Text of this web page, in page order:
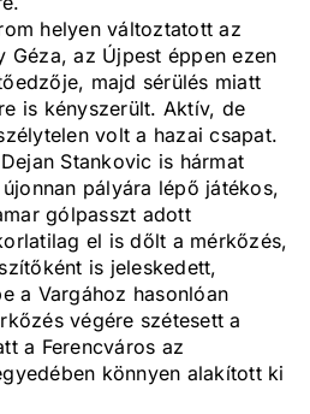
helyen változtatott az
Géza, az Újpest éppen ezen
majd sérülés miatt
is kényszerült. Aktív, de
volt a hazai csapat.
Stankovic is hármat
pályára lépő játékos,
gólpasszt adott
el is dőlt a mérkőzés,
is jeleskedett,
a Vargához hasonlóan
végére szétesett a
a Ferencváros az
könnyen alakított ki